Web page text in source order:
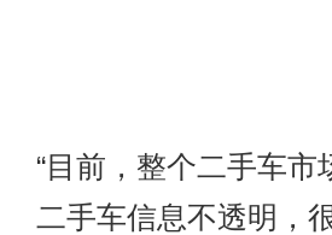
“目前，整个二手车
二手车信息不透明，